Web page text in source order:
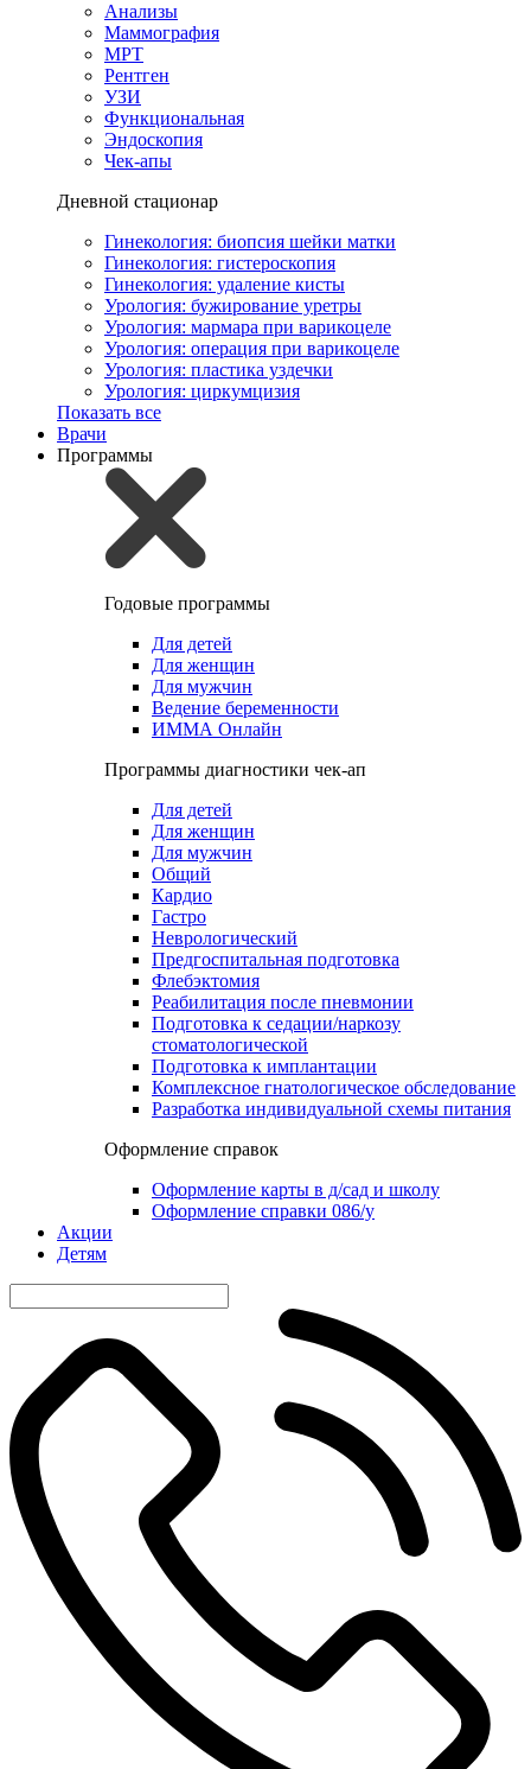
Анализы
Маммография
МРТ
Рентген
УЗИ
Функциональная
Эндоскопия
Чек-апы
Дневной стационар
Гинекология: биопсия шейки матки
Гинекология: гистероскопия
Гинекология: удаление кисты
Урология: бужирование уретры
Урология: мармара при варикоцеле
Урология: операция при варикоцеле
Урология: пластика уздечки
Урология: циркумцизия
Показать все
Врачи
Программы
Годовые программы
Для детей
Для женщин
Для мужчин
Ведение беременности
ИММА Онлайн
Программы диагностики чек-ап
Для детей
Для женщин
Для мужчин
Общий
Кардио
Гастро
Неврологический
Предгоспитальная подготовка
Флебэктомия
Реабилитация после пневмонии
Подготовка к седации/наркозу
стоматологической
Подготовка к имплантации
Комплексное гнатологическое обследование
Разработка индивидуальной схемы питания
Оформление справок
Оформление карты в д/сад и школу
Оформление справки 086/у
Акции
Детям